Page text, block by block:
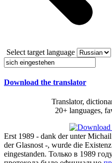
Select target language
Download the translator
Translator,
20+ languages,
Erst 1989 - dank der unter
der Glasnost -, wurde die
eingestanden. Только в 1989